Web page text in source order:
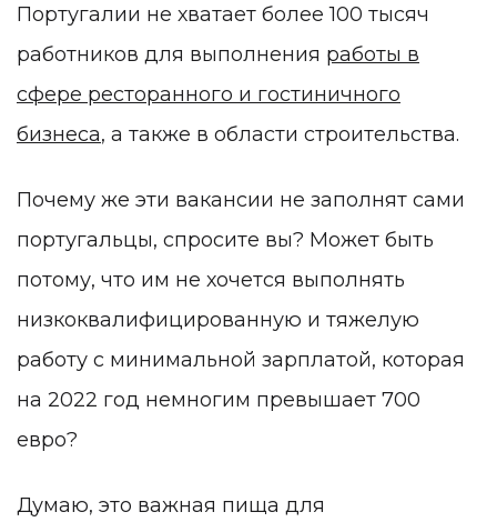
Португалии не хватает более 100 тысяч
работников для выполнения работы в
сфере ресторанного и гостиничного
бизнеса, а также в области строительства.
Почему же эти вакансии не заполнят сами
португальцы, спросите вы? Может быть
потому, что им не хочется выполнять
низкоквалифицированную и тяжелую
работу с минимальной зарплатой, которая
на 2022 год немногим превышает 700
евро?
Думаю, это важная пища для